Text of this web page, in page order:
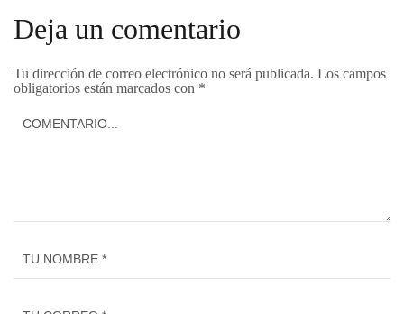
Deja un comentario
Tu dirección de correo electrónico no será publicada. Los campos
obligatorios están marcados con *